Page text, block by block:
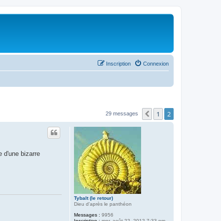
Connexion
Inscription
29 messages Précédent
1 2
Tybalt (le retour)
Dieu d'après le panthéon
Messages : 9956
d'une bizarre